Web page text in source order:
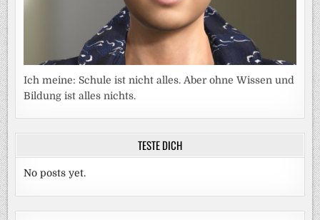
Ich meine: Schule ist nicht alles. Aber ohne Wissen und
Bildung ist alles nichts.
TESTE DICH
No posts yet.